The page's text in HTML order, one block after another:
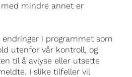
mindre annet er
i programmet som
utenfor vår kontroll, og
til å avlyse eller utsette
I slike tilfeller vil